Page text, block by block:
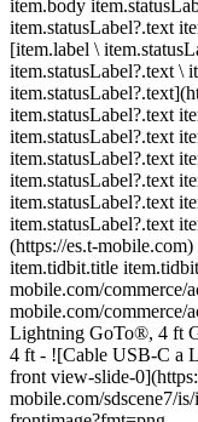
item.body
item.statusLabel?.text
[item.label \
item.statusLabel?.text \
item.statusLabel?.text
item.statusLabel?.text
item.statusLabel?.text
item.statusLabel?.text
item.statusLabel?.text
item.statusLabel?.text
(https://es.t-
item.tidbit.title
mobile.com/commerce/
mobile.com/commerce/
Lightning GoTo®, 4 ft
4 ft - ![Cable USB-C a
front view-slide-
mobile.com/sdscene7/